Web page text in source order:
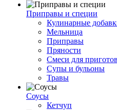
Приправы и специи
Кулинарные
Мельница
Приправы
Пряности
Смеси для
Супы и бульоны
Травы
Соусы
Кетчуп